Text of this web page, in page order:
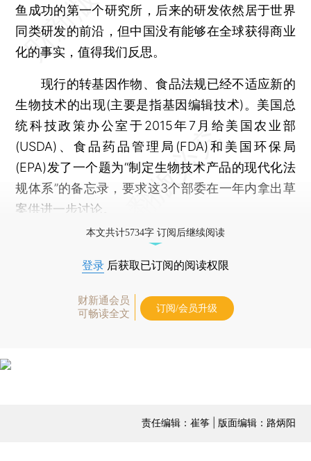
鱼成功的第一个研究所，后来的研发依然居于世界
同类研发的前沿，但中国没有能够在全球获得商业
化的事实，值得我们反思。
现行的转基因作物、食品法规已经不适应新的
生物技术的出现(主要是指基因编辑技术)。美国总
统科技政策办公室于2015年7月给美国农业部
(USDA)、食品药品管理局(FDA)和美国环保局
(EPA)发了一个题为“制定生物技术产品的现代化法
规体系”的备忘录，要求这3个部委在一年内拿出草
案供进一步讨论。
本文共计5734字 订阅后继续阅读
登录 后获取已订阅的阅读权限
财新通会员
可畅读全文
订阅/会员升级
责任编辑：崔筝 | 版面编辑：路炳阳